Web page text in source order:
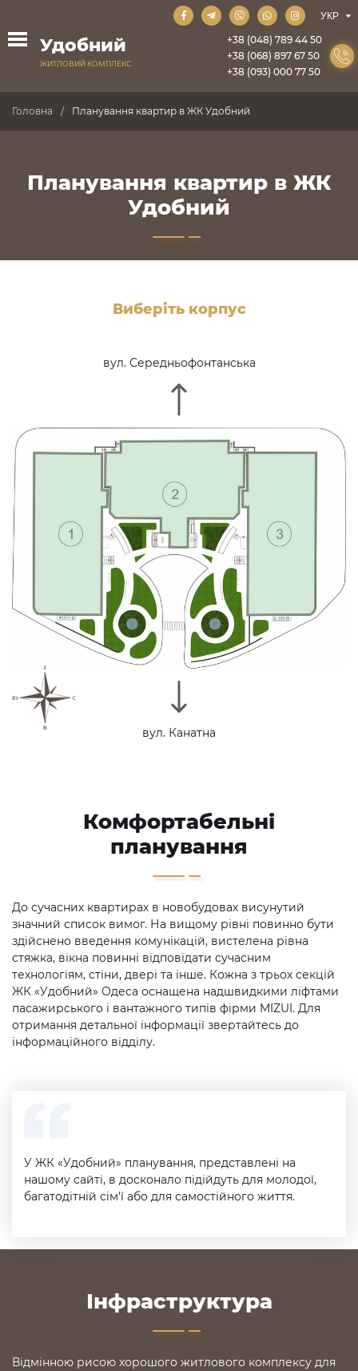
Удобний
ЖИТЛОВИЙ КОМПЛЕКС
+38 (048) 789 44 50
+38 (068) 897 67 50
+38 (093) 000 77 50
Головна Планування квартир в ЖК Удобний
Планування квартир в ЖК
Удобний
Виберіть корпус
вул. Середньофонтанська
вул. Канатна
Комфортабельні
планування
До сучасних квартирах в новобудовах висунутий
значний список вимог. На вищому рівні повинно бути
здійснено введення комунікацій, вистелена рівна
стяжка, вікна повинні відповідати сучасним
технологіям, стіни, двері та інше. Кожна з трьох секцій
ЖК «Удобний» Одеса оснащена надшвидкими ліфтами
пасажирського і вантажного типів фірми MIZUI. Для
отримання детальної інформації звертайтесь до
інформаційного відділу.
У ЖК «Удобний» планування, представлені на
нашому сайті, в досконало підійдуть для молодої,
багатодітній сім'ї або для самостійного життя.
Інфраструктура
Відмінною рисою хорошого житлового комплексу для